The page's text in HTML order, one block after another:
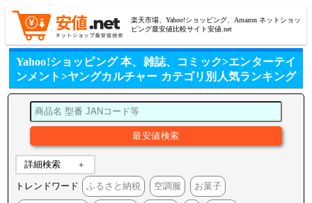
楽天市場、Yahoo!ショッピング、Amazon ネットショッ
ピング最安値比較サイト安値.net
Yahoo!ショッピング 本、雑誌、コミック>エンターテイ
ンメント>ヤングカルチャー カテゴリ別人気ランキング
詳細検索
トレンドワード ふるさと納税 空調服 お菓子